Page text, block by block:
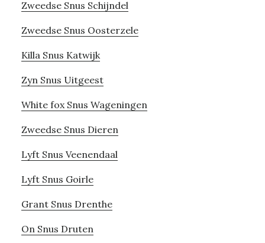
Zweedse Snus Schijndel
Zweedse Snus Oosterzele
Killa Snus Katwijk
Zyn Snus Uitgeest
White fox Snus Wageningen
Zweedse Snus Dieren
Lyft Snus Veenendaal
Lyft Snus Goirle
Grant Snus Drenthe
On Snus Druten